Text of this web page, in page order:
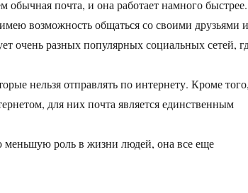
почта, и она работает намного быстрее.
возможность общаться со своими друзьями
очень разных популярных социальных сетей,
нельзя отправлять по интернету. Кроме того,
для них почта является единственным
меньшую роль в жизни людей, она все еще